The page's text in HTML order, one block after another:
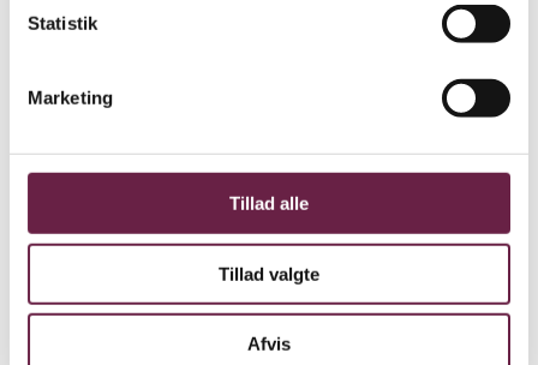
Statistik
Marketing
Tillad alle
Tillad valgte
Afvis
Køretid: 1-2 timer
MP3, musik, strømindikator
Anbefalet alder: 3-8 år
EMC/EN71/EN62115/Cadmium/Phthalater/PAH/Azo/RoHS
Maks. brugervægt: 30 kg